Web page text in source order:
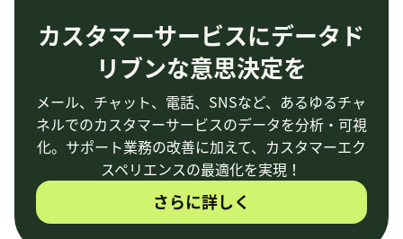
カスタマーサービスにデータド
リブンな意思決定を
メール、チャット、電話、SNSなど、あるゆるチャ
ネルでのカスタマーサービスのデータを分析・可視
化。サポート業務の改善に加えて、カスタマーエク
スペリエンスの最適化を実現！
さらに詳しく